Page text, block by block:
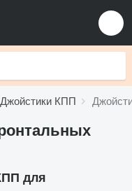
Джойстики КПП
для